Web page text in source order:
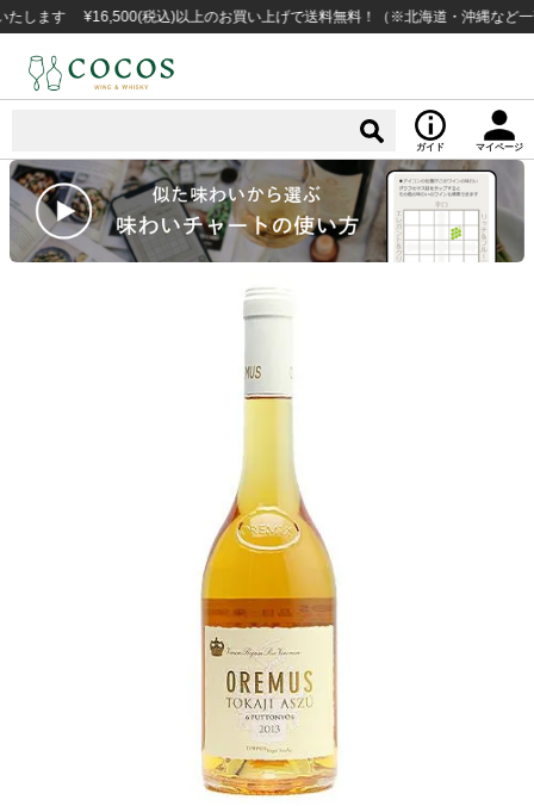
¥16,500(税込)以上のお買い上げで送料無料！（※北海道・沖縄など一部例外
ガイド マイページ